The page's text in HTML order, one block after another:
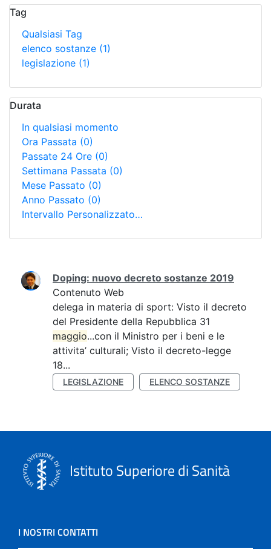
Tag
Qualsiasi Tag
elenco sostanze (1)
legislazione (1)
Durata
In qualsiasi momento
Ora Passata (0)
Passate 24 Ore (0)
Settimana Passata (0)
Mese Passato (0)
Anno Passato (0)
Intervallo Personalizzato…
Ricerca
Doping: nuovo decreto sostanze 2019
Contenuto Web
delega in materia di sport: Visto il decreto
del Presidente della Repubblica 31
maggio...con il Ministro per i beni e le
attivita’ culturali; Visto il decreto-legge
18...
LEGISLAZIONE ELENCO SOSTANZE
Istituto Superiore di Sanità
I NOSTRI CONTATTI